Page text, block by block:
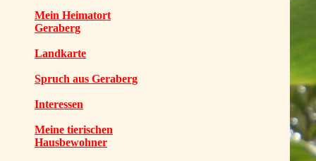
Mein Heimatort
Geraberg
Landkarte
Spruch aus Geraberg
Interessen
Meine tierischen
Hausbewohner